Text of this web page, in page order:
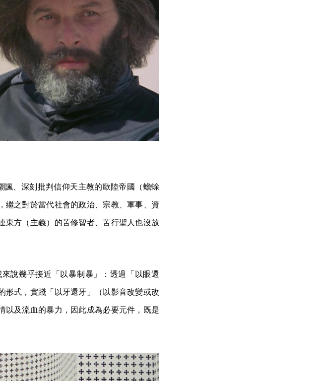
諷、深刻批判信仰天主教的歐陸帝國（蟾蜍
繼之對於當代社會的政治、宗教、軍事、資
東方（主義）的苦修智者、苦行聖人也沒放
說幾乎接近「以暴制暴」：透過「以眼還
形式，實踐「以牙還牙」（以影音改變或改
以及流血的暴力，因此成為必要元件，既是